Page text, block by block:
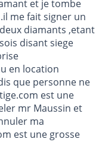
et je tombe
me fait signer un
diamants ,etant
disant siege
en location
que personne ne
est une
mr Maussin et
ma
est une grosse